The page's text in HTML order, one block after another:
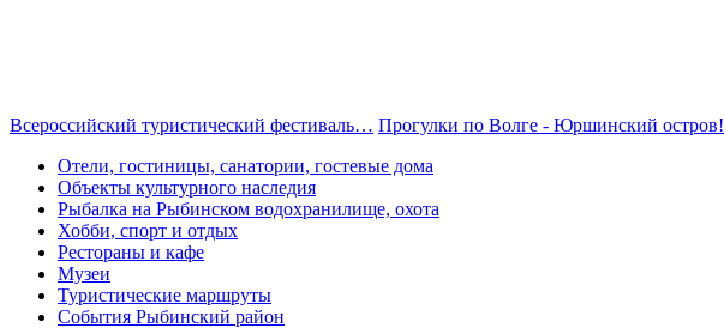
Всероссийский туристический фестиваль… Прогулки по Волге - Юршинский остров!
Отели, гостиницы, санатории, гостевые дома
Объекты культурного наследия
Рыбалка на Рыбинском водохранилище, охота
Хобби, спорт и отдых
Рестораны и кафе
Музеи
Туристические маршруты
События Рыбинский район